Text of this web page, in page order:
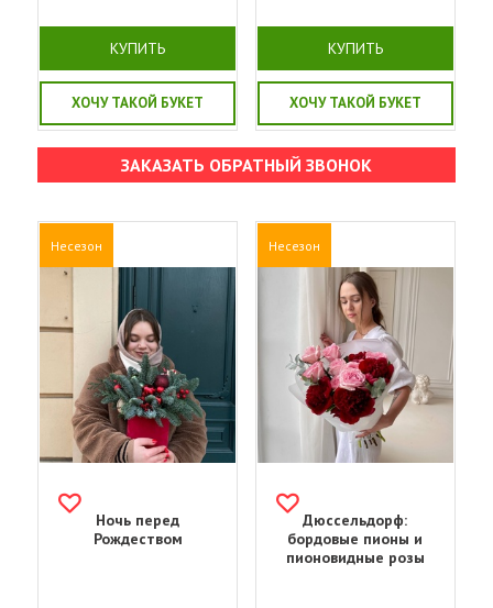
КУПИТЬ
ХОЧУ ТАКОЙ БУКЕТ
КУПИТЬ
ХОЧУ ТАКОЙ БУКЕТ
ЗАКАЗАТЬ ОБРАТНЫЙ ЗВОНОК
Несезон
Ночь перед
Рождеством
Несезон
Дюссельдорф:
бордовые пионы и
пионовидные розы